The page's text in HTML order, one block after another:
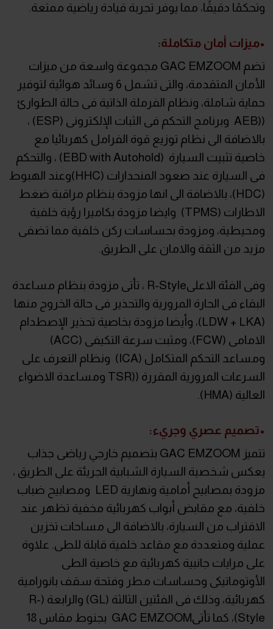
وتحكمًا دقيقًا، مما يوفر تجربة قيادة رياضية ممتعة.
•ميزات أمان متكاملة:
تضم GAC EMZOOM مجموعة واسعة من ميزات
الأمان المتقدمة، والتى تشمل 6 وسائد هوائية لتوفير
حماية شاملة، ونظام الفرملة الذاتية فى حالة الطوارئ
((AEB وبرنامج التحكم فى الثبات الإلكترونى (ESP) ،
بالاضافة الى نظام توزيع قوة الفرامل كهربائيا مع
خاصية تثبيت السيارة (EBD with Autohold) ، والتحكم
فى السيارة عند صعود المنحدارات (HHC)وعند الهبوط
(HDC)، بالاضافة الى انها مزودة بنظام مراقبة ضغط
الاطارات (TPMS) وايضا مزودة بكاميرا رؤية خلفية
ومحيطية، ومزودة بحساسات ركن خلفية مما تضفى
مزيد من الثقة والامان على الطريق.
وفى الفئة الاعلىR-Style ، تأتى مزودة بنظام مساعدة
البقاء فى الحارة المرورية والتحذير فى حالة الخروج منها
(LDW + LKA)، وأيضا مزودة بخاصية تحذير الإصطدام
الامامى (FCW)، ومثبت سرعة التكيفى (ACC)
ومساعد التحكم المتكامل (ICA) ونظام التعرف على
السرعات المرورية المقررة ((TSR ومساعدة الاضواء
العالية (HMA).
•تصميم عصري وجريء:
تتميز GAC EMZOOM بتصميم خارجي رياضى جذاب
يعكس شخصية السيارة الشبابية الجريئة على الطريق ،
مزودة بمصابيح أمامية ونهارية LED ومصابيح ضباب
خلفية، مع مقابض أبواب كهربائية مخفية تظهر عند
الاقتراب من السيارة، بالاضافة الى مساحات تخزين
عملية ومتعددة مع مقاعد خلفية قابلة للطى. علاوة
على مرايات جانبية كهربائية مع خاصية الطى
الأوتوماتيكى وحساسات مطر وفتحة سقف بانورامية
كهربائية، وذلك فى الفئتين الثالثة (GL) والرابعة (R-
Style)، كما تأتىGAC EMZOOM بجنوط مقاس 18